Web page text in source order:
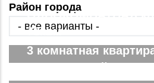
Район города
ОДНОКОМНАТНАЯ
78квм
3 комнатная
ЖК Парковый. Вид